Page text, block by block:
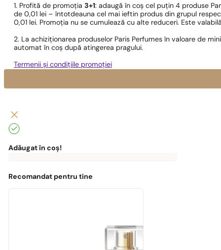
1. Profită de promoția 3+1: adaugă în coș cel puțin 4 produse
de 0,01 lei – întotdeauna cel mai ieftin produs din grupul
0,01 lei. Promoția nu se cumulează cu alte reduceri. Este
2. La achiziționarea produselor Paris Perfumes în valoare de
automat în coș după atingerea pragului.
Termenii și condițiile promoției
Adăugat în coș!
de
transport
Recomandat pentru tine